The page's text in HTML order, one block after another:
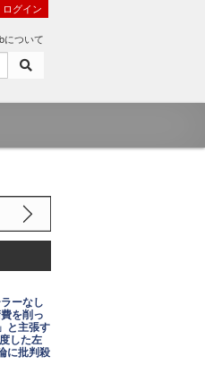
ログイン
について
ーなし
を削っ
と主張す
した左
に批判殺